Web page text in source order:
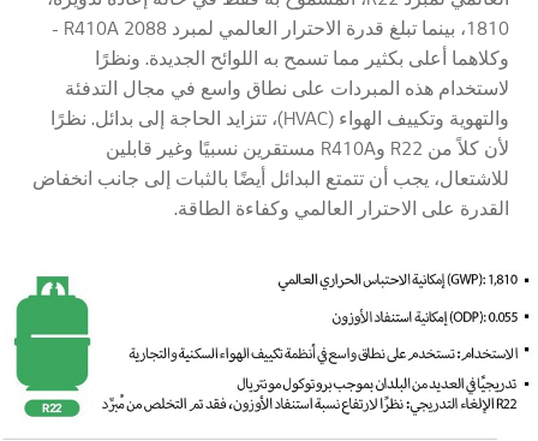
1810، بينما تبلغ قدرة الاحترار العالمي لمبرد R410A 2088 -
وكلاهما أعلى بكثير مما تسمح به اللوائح الجديدة. ونظرًا
لاستخدام هذه المبردات على نطاق واسع في مجال التدفئة
والتهوية وتكييف الهواء (HVAC)، تتزايد الحاجة إلى بدائل. نظرًا
لأن كلاً من R22 وR410A مستقرين نسبيًا وغير قابلين
للاشتعال، يجب أن تتمتع البدائل أيضًا بالثبات إلى جانب انخفاض
القدرة على الاحترار العالمي وكفاءة الطاقة.